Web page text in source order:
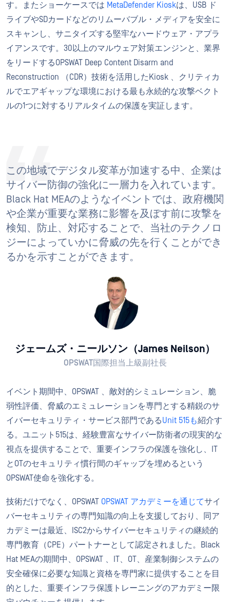
す。またショーケースでは MetaDefender Kioskは、USB ド
ライブやSDカードなどのリムーバブル・メディアを安全に
スキャンし、サニタイズする堅牢なハードウェア・アプラ
イアンスです。30以上のマルウェア対策エンジンと、業界
をリードするOPSWAT Deep Content Disarm and
Reconstruction （CDR）技術を活用したKiosk 、クリティカ
ルでエアギャップな環境における最も永続的な攻撃ベクト
ルの1つに対するリアルタイムの保護を実証します。
この地域でデジタル変革が加速する中、企業は
サイバー防御の強化に一層力を入れています。
Black Hat MEAのようなイベントでは、政府機関
や企業が重要な業務に影響を及ぼす前に攻撃を
検知、防止、対応することで、当社のテクノロ
ジーによっていかに脅威の先を行くことができ
るかを示すことができます。
ジェームズ・ニールソン（James Neilson）
OPSWAT国際担当上級副社長
イベント期間中、OPSWAT 、敵対的シミュレーション、脆
弱性評価、脅威のエミュレーションを専門とする精鋭のサ
イバーセキュリティ・サービス部門であるUnit 515も紹介す
る。ユニット515は、経験豊富なサイバー防衛者の現実的な
視点を提供することで、重要インフラの保護を強化し、IT
とOTのセキュリティ慣行間のギャップを埋めるという
OPSWAT使命を強化する。
技術だけでなく、OPSWAT OPSWAT アカデミーを通じてサイ
バーセキュリティの専門知識の向上を支援しており、同ア
カデミーは最近、ISC2からサイバーセキュリティの継続的
専門教育（CPE）パートナーとして認定されました。Black
Hat MEAの期間中、OPSWAT 、IT、OT、産業制御システムの
安全確保に必要な知識と資格を専門家に提供することを目
的とした、重要インフラ保護トレーニングのアカデミー限